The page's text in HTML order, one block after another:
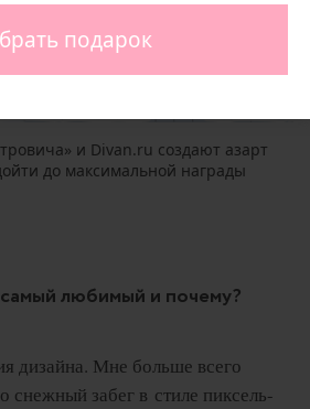
подарок
и Divan.ru создают азарт
до максимальной награды
любимый и почему?
дизайна. Мне больше всего
снежный забег в стиле пиксель-